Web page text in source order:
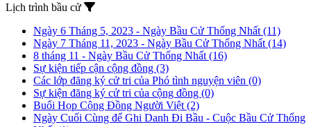
Lịch trình bầu cử
Ngày 6 Tháng 5, 2023 - Ngày Bầu Cử Thống Nhất (11)
Ngày 7 Tháng 11, 2023 - Ngày Bầu Cử Thống Nhất (14)
8 tháng 11 - Ngày Bầu Cử Thống Nhất (16)
Sự kiện tiếp cận cộng đồng (3)
Các lớp đăng ký cử tri của Phó tình nguyện viên (0)
Sự kiện đăng ký cử tri của cộng đồng (0)
Buổi Họp Cộng Đồng Người Việt (2)
Ngày Cuối Cùng để Ghi Danh Đi Bầu - Cuộc Bầu Cử Thống